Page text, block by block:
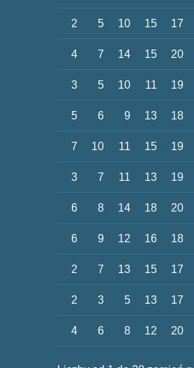
2 5 10 15 17
4 7 14 15 20
3 5 10 11 19
5 6 9 13 18
7 10 11 15 19
3 7 11 13 19
6 8 14 18 20
6 9 12 16 18
2 7 13 15 17
2 3 5 13 17
4 6 8 12 20